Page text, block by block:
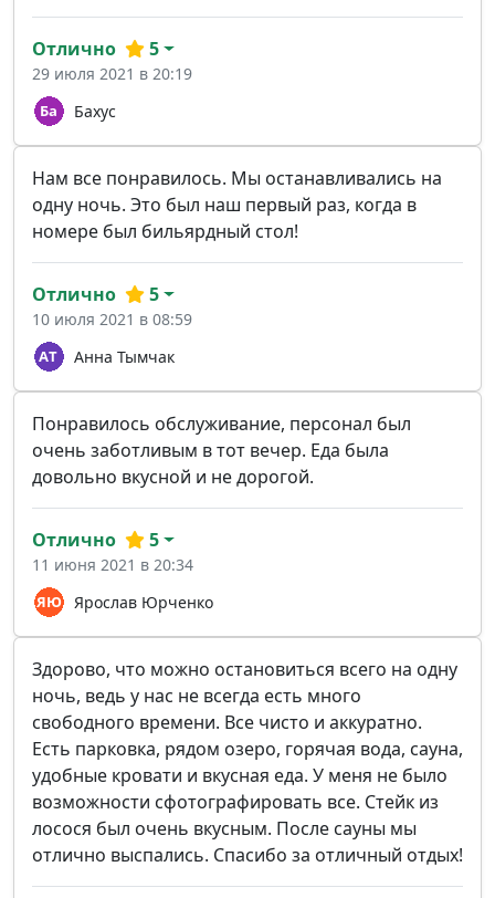
Бахус
Отлично 5
29 июля 2021 в 20:19
Нам все понравилось. Мы останавливались на
одну ночь. Это был наш первый раз, когда в
номере был бильярдный стол!
Анна Тымчак
Отлично 5
10 июля 2021 в 08:59
Понравилось обслуживание, персонал был
очень заботливым в тот вечер. Еда была
довольно вкусной и не дорогой.
Ярослав Юрченко
Отлично 5
11 июня 2021 в 20:34
Здорово, что можно остановиться всего на одну
ночь, ведь у нас не всегда есть много
свободного времени. Все чисто и аккуратно.
Есть парковка, рядом озеро, горячая вода, сауна,
удобные кровати и вкусная еда. У меня не было
возможности сфотографировать все. Стейк из
лосося был очень вкусным. После сауны мы
отлично выспались. Спасибо за отличный отдых!